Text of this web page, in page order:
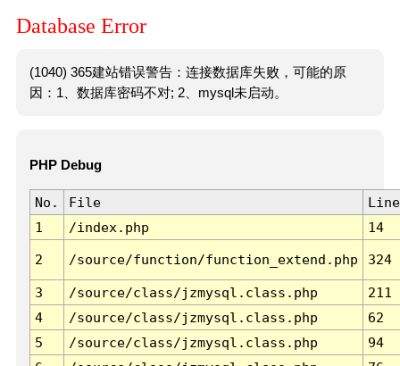
Database Error
(1040) 365建站错误警告：连接数据库失败，可能的原
因：1、数据库密码不对; 2、mysql未启动。
PHP Debug
No. File
Line
1
/index.php 14
2 /source/function/function_extend.php 324
3 /source/class/jzmysql.class.php
211
4
/source/class/jzmysql.class.php
62
5
/source/class/jzmysql.class.php
94